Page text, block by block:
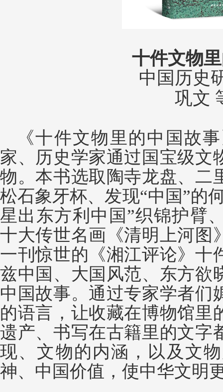
十件文物
中国历史
巩文
《十件文物里的中国故
家、历史学家通过国宝级文
物。本书选取陶寺龙盘、二
松石象牙杯、发现“中国”的
星出东方利中国”织锦护臂
十大传世名画《清明上河图
一刊惊世的《湘江评论》十
兹中国、大国风范、东方欲
中国故事。通过专家学者们
的语言，让收藏在博物馆里
遗产、书写在古籍里的文字
现、文物的内涵，以及文
神、中国价值，使中华文明